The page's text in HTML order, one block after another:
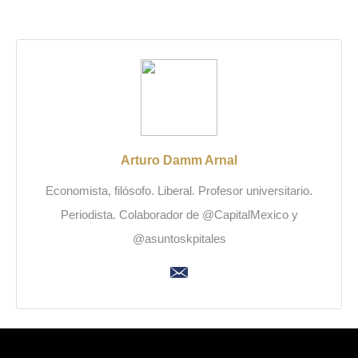
Arturo Damm Arnal
Economista, filósofo. Liberal. Profesor universitario.
Periodista. Colaborador de @CapitalMexico y
@asuntoskpitales